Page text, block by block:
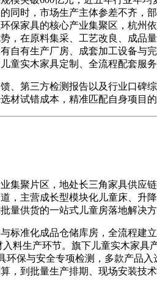
同时，市场生产主体参差不齐
保家具的核心产业集聚区，杭
，在原料集采、工艺改良、成
自有生产厂房、成套加工设备
童实木家具定制、全流程配套服务
第三方检测报告以及行业口碑
材试错成本，精准匹配自身项目的
聚片区，地处长三角家具供应
，主营成长型模块化儿童床、升
量供货的一站式儿童房落地解决方
准化成品仓储库房，全流程建
料生产环节。旗下儿童实木家
环保与安全专项检测，多款产品
，到批量生产排期、现场安装技